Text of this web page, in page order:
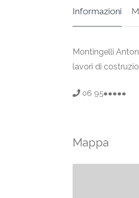
Informazioni
Montingelli
lavori di
06 95●●●●●
Mappa